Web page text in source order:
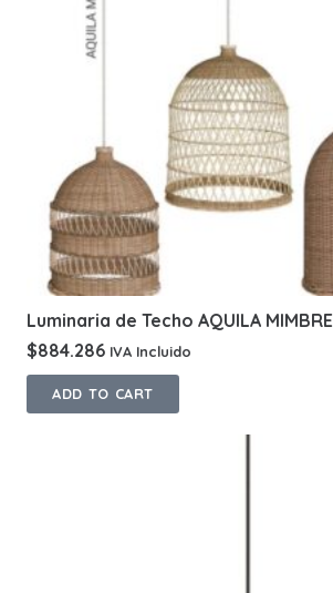
Luminaria de Techo AQUILA MIMBRE
$884.286 IVA Incluido
ADD TO CART